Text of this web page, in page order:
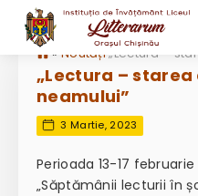
» Noutăți
„Lectura – starea
neamului”
3 Martie, 2023
Perioada 13-17
„Săptămânii lecturii în